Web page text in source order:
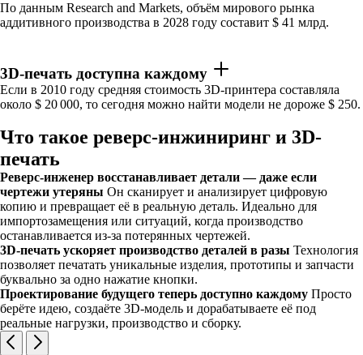
По данным Research and Markets, объём мирового рынка
аддитивного производства в 2028 году составит $ 41 млрд.
3D-печать доступна каждому
Если в 2010 году средняя стоимость 3D-принтера составляла
около $ 20 000, то сегодня можно найти модели не дороже $ 250.
Что такое реверс-инжиниринг и 3D-
печать
Реверс-инженер восстанавливает детали — даже если
чертежи утеряны Он сканирует и анализирует цифровую
копию и превращает её в реальную деталь. Идеально для
импортозамещения или ситуаций, когда производство
останавливается из-за потерянных чертежей.
3D-печать ускоряет производство деталей в разы Технология
позволяет печатать уникальные изделия, прототипы и запчасти
буквально за одно нажатие кнопки.
Проектирование будущего теперь доступно каждому Просто
берёте идею, создаёте 3D-модель и дорабатываете её под
реальные нагрузки, производство и сборку.